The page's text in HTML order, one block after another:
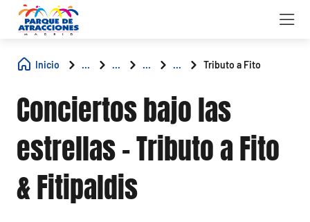
Inicio ... ... ... ... Tributo a Fito
Conciertos bajo las
estrellas - Tributo a Fito
& Fitipaldis